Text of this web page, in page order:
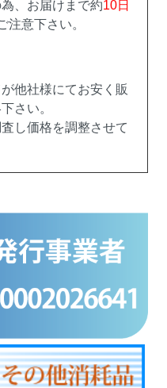
、お届けまで約10日
注意下さい。
他社様にてお安く販
さい。
し価格を調整させて